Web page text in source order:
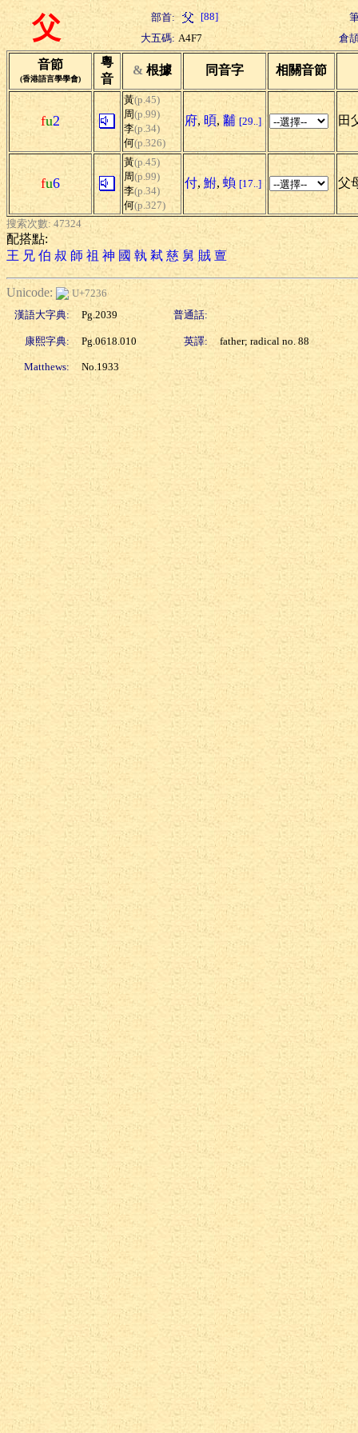
父 部首: [88]
大五碼: A4F7 倉
音節
(香港語言學學會)
粵
音
& 根據 同音字 相關音節
fu2
黃(p.45)
周(p.99)
李(p.34)
何(p.326)
府, 暊, 黼 [29..] 田
fu6
黃(p.45)
周(p.99)
李(p.34)
何(p.327)
付, 鮒, 蝜 [17..] 父
搜索次數: 47324
配搭點:
王 兄 伯 叔 師 祖 神 國 執 弒 慈 舅 賊 亶
Unicode:
U+7236
漢語大字典:
Pg.2039 普通話:
康熙字典: Pg.0618.010 英譯: father; radical no. 88
Matthews: No.1933